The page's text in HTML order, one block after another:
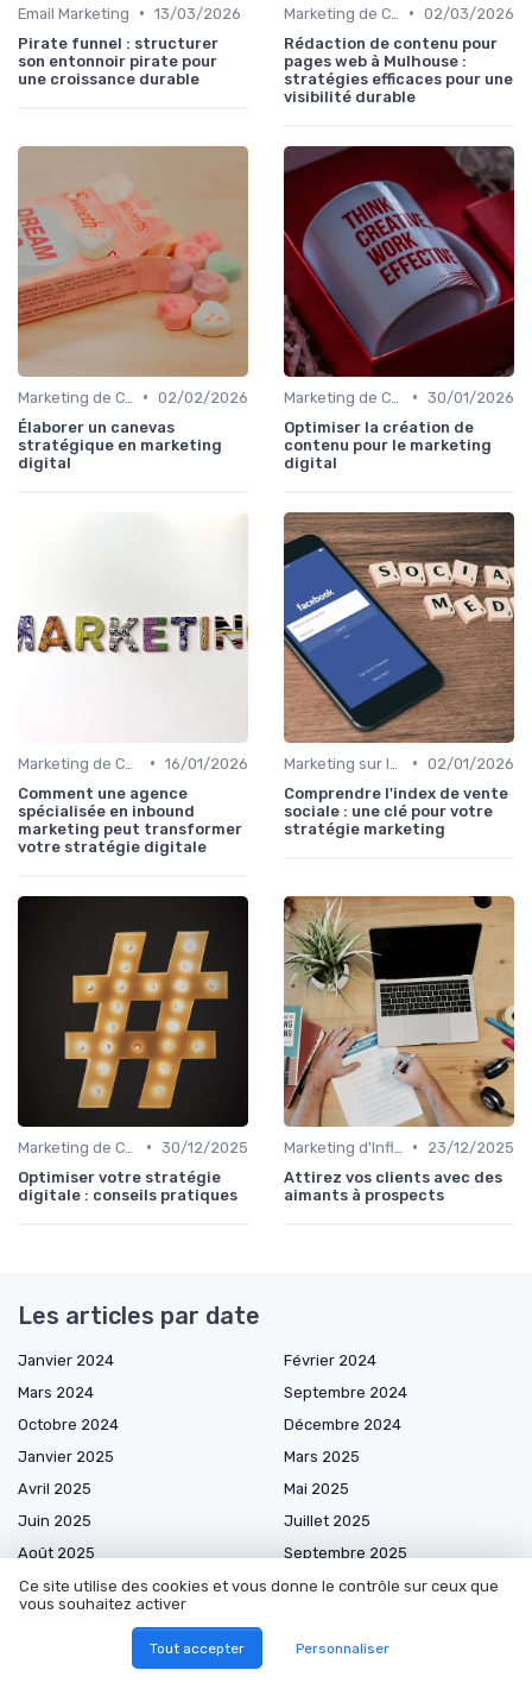
Email Marketing • 13/03/2026
Pirate funnel : structurer
son entonnoir pirate pour
une croissance durable
• 02/03/2026
Rédaction de contenu pour
pages web à Mulhouse :
stratégies efficaces pour une
visibilité durable
• 02/02/2026
Élaborer un canevas
stratégique en marketing
digital
• 30/01/2026
Optimiser la création de
contenu pour le marketing
digital
• 16/01/2026
Comment une agence
spécialisée en inbound
marketing peut transformer
votre stratégie digitale
• 02/01/2026
Comprendre l'index de vente
sociale : une clé pour votre
stratégie marketing
• 30/12/2025
Optimiser votre stratégie
digitale : conseils pratiques
•
23/12/2025
Attirez vos clients avec des
aimants à prospects
Les articles par date
Janvier 2024
Février 2024
Mars 2024
Septembre 2024
Octobre 2024
Décembre 2024
Janvier 2025
Mars 2025
Avril 2025
Mai 2025
Juin 2025
Juillet 2025
Août 2025
Septembre 2025
Octobre 2025
Novembre 2025
Mars 2026
Ce site utilise des cookies et vous donne le contrôle sur ceux que
vous souhaitez activer
Tout accepter Personnaliser